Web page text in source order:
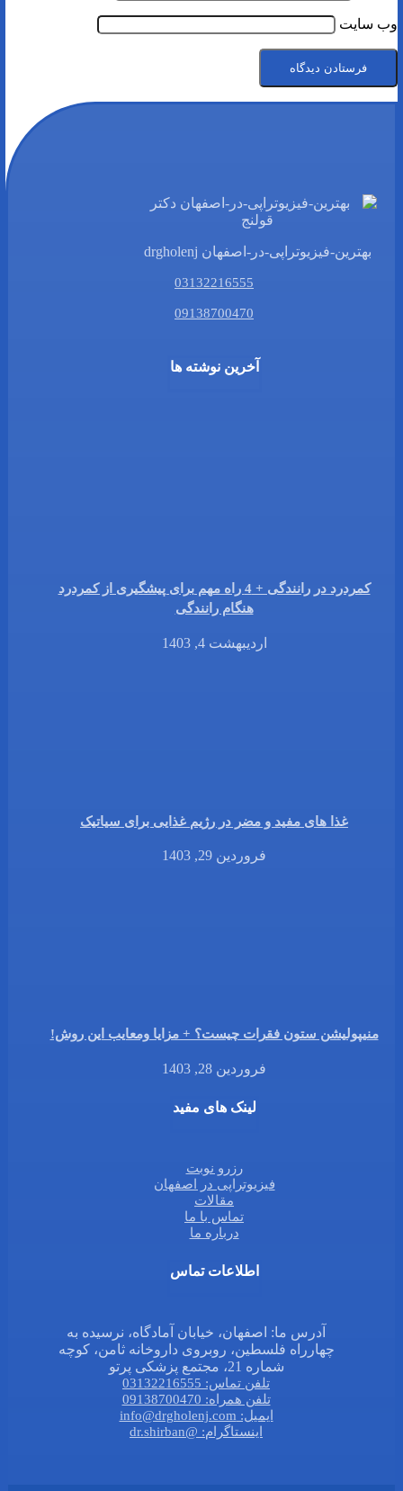
وب‌ سایت
بهترین-فیزیوتراپی-در-اصفهان drgholenj
03132216555
09138700470
آخرین نوشته ها
کمردرد در رانندگی + 4 راه مهم برای پیشگیری از کمردرد
هنگام رانندگی
اردیبهشت 4, 1403
غذا های مفید و مضر در رژیم غذایی برای سیاتیک
فروردین 29, 1403
منیپولیشن ستون فقرات چیست؟ + مزایا ومعایب این روش!
فروردین 28, 1403
لینک های مفید
رزرو نوبت
فیزیوتراپی در اصفهان
مقالات
تماس با ما
درباره ما
اطلاعات تماس
آدرس ما: اصفهان، خیابان آمادگاه، نرسیده به
چهارراه فلسطین، روبروی داروخانه ثامن، کوچه
شماره 21، مجتمع پزشکی پرتو
تلفن تماس: 03132216555
تلفن همراه: 09138700470
ایمیل: info@drgholenj.com
اینستاگرام: @dr.shirban